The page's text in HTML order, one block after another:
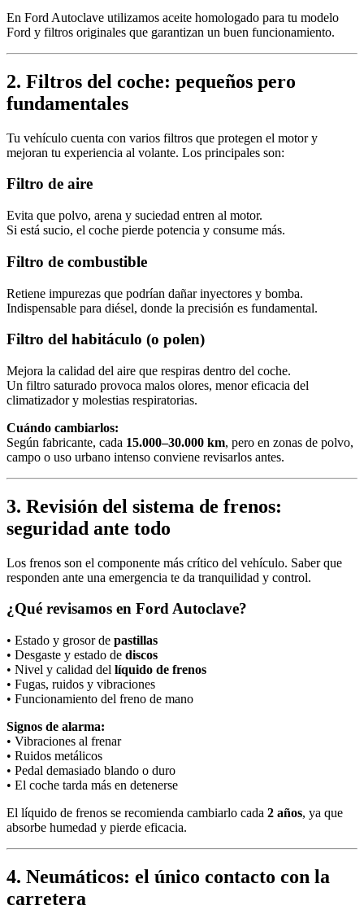
En Ford Autoclave utilizamos aceite homologado para tu modelo
Ford y filtros originales que garantizan un buen funcionamiento.
2. Filtros del coche: pequeños pero
fundamentales
Tu vehículo cuenta con varios filtros que protegen el motor y
mejoran tu experiencia al volante. Los principales son:
Filtro de aire
Evita que polvo, arena y suciedad entren al motor.
Si está sucio, el coche pierde potencia y consume más.
Filtro de combustible
Retiene impurezas que podrían dañar inyectores y bomba.
Indispensable para diésel, donde la precisión es fundamental.
Filtro del habitáculo (o polen)
Mejora la calidad del aire que respiras dentro del coche.
Un filtro saturado provoca malos olores, menor eficacia del
climatizador y molestias respiratorias.
Cuándo cambiarlos:
Según fabricante, cada 15.000–30.000 km, pero en zonas de polvo,
campo o uso urbano intenso conviene revisarlos antes.
3. Revisión del sistema de frenos:
seguridad ante todo
Los frenos son el componente más crítico del vehículo. Saber que
responden ante una emergencia te da tranquilidad y control.
¿Qué revisamos en Ford Autoclave?
• Estado y grosor de pastillas
• Desgaste y estado de discos
• Nivel y calidad del líquido de frenos
• Fugas, ruidos y vibraciones
• Funcionamiento del freno de mano
Signos de alarma:
• Vibraciones al frenar
• Ruidos metálicos
• Pedal demasiado blando o duro
• El coche tarda más en detenerse
El líquido de frenos se recomienda cambiarlo cada 2 años, ya que
absorbe humedad y pierde eficacia.
4. Neumáticos: el único contacto con la
carretera